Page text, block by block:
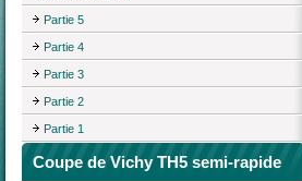
Partie 5
Partie 4
Partie 3
Partie 2
Partie 1
Coupe de Vichy TH5 semi-rapide